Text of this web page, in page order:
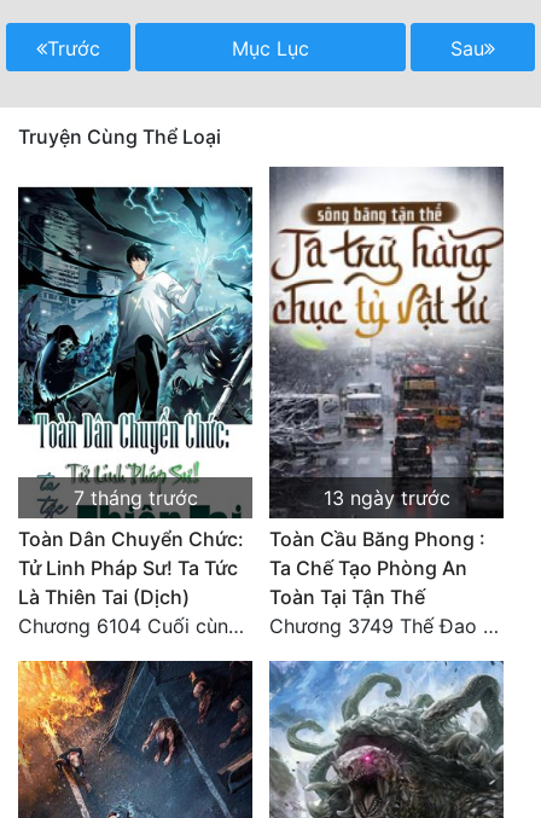
Trước Mục Lục Sau
Truyện Cùng Thể Loại
7 tháng trước
Toàn Dân Chuyển Chức:
Tử Linh Pháp Sư! Ta Tức
Là Thiên Tai (Dịch)
Chương 6104 Cuối cùng (HẾT)
13 ngày trước
Toàn Cầu Băng Phong :
Ta Chế Tạo Phòng An
Toàn Tại Tận Thế
Chương 3749 Thế Đao xuất kích